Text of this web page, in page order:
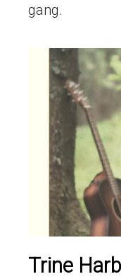
gang.
Trine